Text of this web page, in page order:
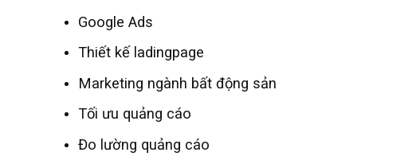
Google Ads
Thiết kế ladingpage
Marketing ngành bất động sản
Tối ưu quảng cáo
Đo lường quảng cáo